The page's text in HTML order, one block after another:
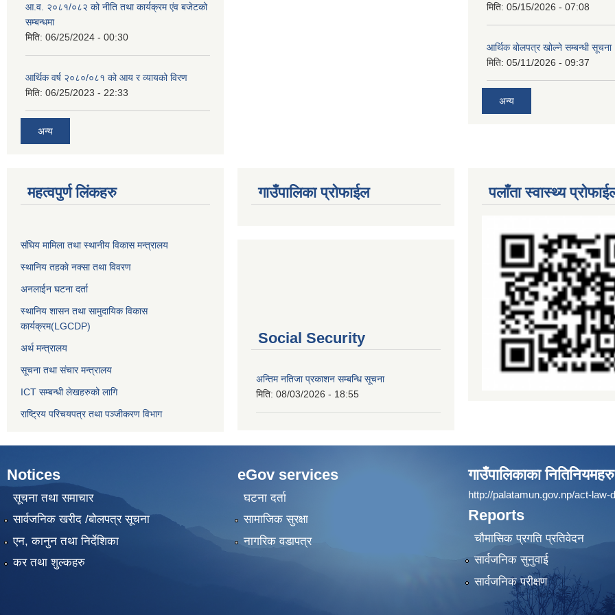
आ.व. २०८१/०८२ को नीति तथा कार्यक्रम एंव बजेटको
सम्बन्धमा
मिति: 06/25/2024 - 00:30
आर्थिक वर्ष २०८०/०८१ को आय र व्यायको विरण
मिति: 06/25/2023 - 22:33
अन्य
मिति: 05/15/2026 - 07:08
आर्थिक बोलपत्र खोल्ने सम्बन्धी सूचना
मिति: 05/11/2026 - 09:37
अन्य
महत्वपुर्ण लिंकहरु
संघिय मामिला तथा स्थानीय विकास मन्त्रालय
स्थानिय तहकाे नक्सा तथा विवरण
अनलाईन घटना दर्ता
स्थानिय शासन तथा सामुदायिक विकास
कार्यक्रम(LGCDP)
अर्थ मन्त्रालय
सूचना तथा संचार मन्त्रालय
ICT सम्बन्धी लेखहरुको लागि
राष्ट्रिय परिचयपत्र तथा पञ्‍जीकरण विभाग
गाउँपालिका प्रोफाईल
Social Security
अन्तिम नतिजा प्रकाशन सम्बन्धि सूचना
मिति: 08/03/2026 - 18:55
पलाँता स्वास्थ्य
Notices
सूचना तथा समाचार
सार्वजनिक खरीद /बोलपत्र सूचना
एन, कानुन तथा निर्देशिका
कर तथा शुल्कहरु
eGov services
घटना दर्ता
सामाजिक सुरक्षा
नागरिक वडापत्र
गाउँपालिकाका नितिनियमहरु
http://palatamun.gov.np/act-law-
Reports
चौमासिक प्रगति प्रतिवेदन
सार्वजनिक सुनुवाई
सार्वजनिक परीक्षण